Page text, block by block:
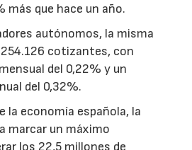
más que hace un año.
autónomos, la misma
cotizantes, con
del 0,22% y un
del 0,32%.
la economía española, la
marcar un máximo